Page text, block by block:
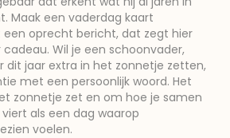
Maak een vaderdag kaart
oprecht bericht, dat zegt hier
Wil je een schoonvader,
dit jaar extra in het zonnetje zetten,
met een persoonlijk woord. Het
zonnetje zet en om hoe je samen
als een dag waarop
voelen.